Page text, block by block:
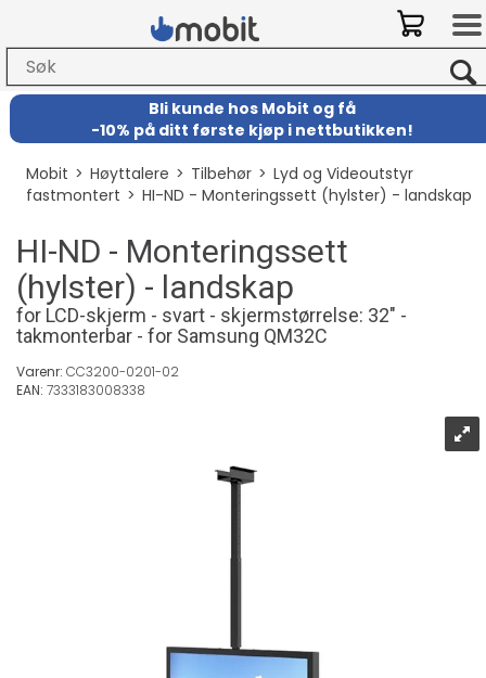
Bli kunde hos Mobit og få
-10% på ditt første kjøp i nettbutikken!
Mobit>Høyttalere>Tilbehør>Lyd og Videoutstyr
fastmontert>HI-ND - Monteringssett (hylster) - landskap
HI-ND - Monteringssett
(hylster) - landskap
for LCD-skjerm - svart - skjermstørrelse: 32" -
takmonterbar - for Samsung QM32C
Varenr: CC3200-0201-02
EAN: 7333183008338